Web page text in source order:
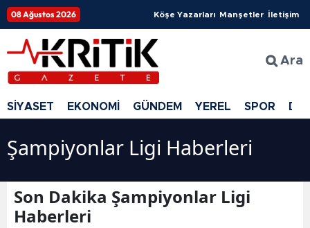
08 Ağustos 2026 Köşe Yazarları Manşetler İletişim
Ara
SİYASET EKONOMİ GÜNDEM YEREL SPOR
Şampiyonlar Ligi Haberleri
Son Dakika Şampiyonlar Ligi
Haberleri